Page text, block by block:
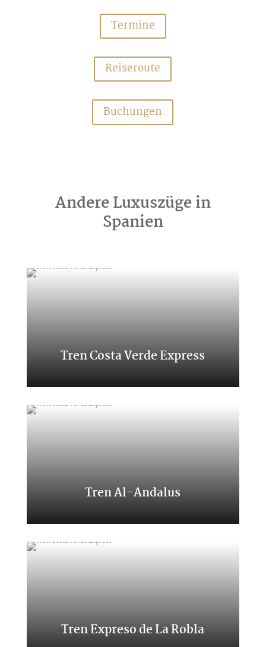
Termine
Reiseroute
Buchungen
Andere Luxuszüge in
Spanien
Tren Costa Verde Express
Tren Al-Andalus
Tren Expreso de La Robla